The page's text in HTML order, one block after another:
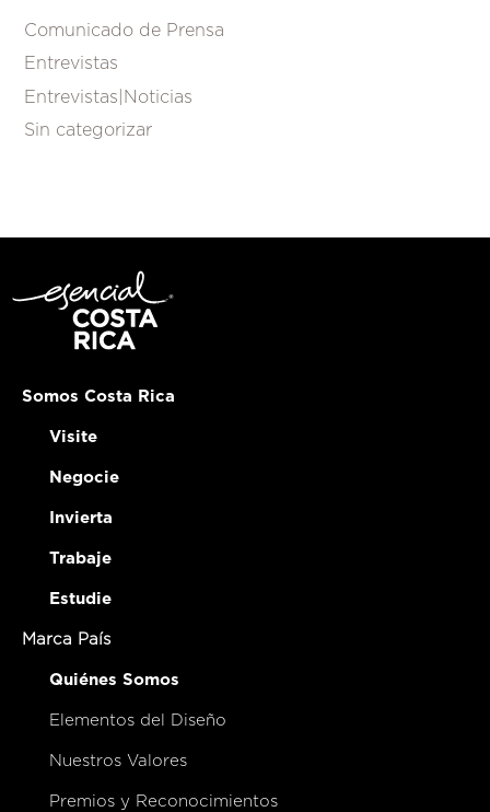
Comunicado de Prensa
Entrevistas
Entrevistas|Noticias
Sin categorizar
Somos Costa Rica
Visite
Negocie
Invierta
Trabaje
Estudie
Marca País
Quiénes Somos
Elementos del Diseño
Nuestros Valores
Premios y Reconocimientos